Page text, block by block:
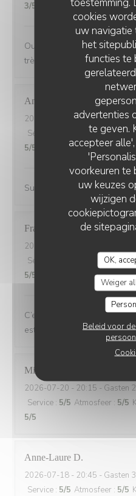
cookies
uw navigatie
het
functies te
advertenties
te geven.
accepteer
voorkeuren te
uw keuzes
wijzigen
de
OK,
Weiger
Beleid voor
3/5
Oui manque un peu de
très bien
Andrine
2026-07-25
- 20:45 - Gasten 6
Service
Atmosfeer: 5/5
5/5
Super accueil, restaurant
Francoise
2026-07-21
Service
Atmosfeer: 5/5
5/5
C’est toujours un plaisir de
est de plus en plus
Michel
2026-07-20 - 20:15 - Gasten 2
Service : 5/5 Atmosfeer : 5/5
5/5
Anne-Laure D
2026-07-18 - 20:45 - Gasten 3
Service : 5/5 Atmosfeer : 5/5